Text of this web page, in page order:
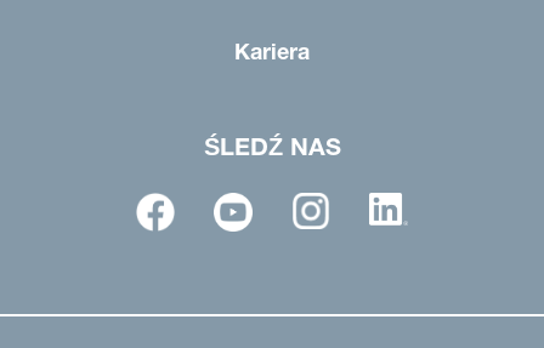
Kariera
ŚLEDŹ NAS